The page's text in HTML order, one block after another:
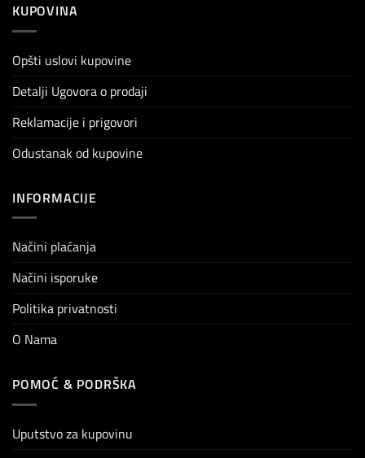
KUPOVINA
Opšti uslovi kupovine
Detalji Ugovora o prodaji
Reklamacije i prigovori
Odustanak od kupovine
INFORMACIJE
Načini plaćanja
Načini isporuke
Politika privatnosti
O Nama
POMOĆ & PODRŠKA
Uputstvo za kupovinu